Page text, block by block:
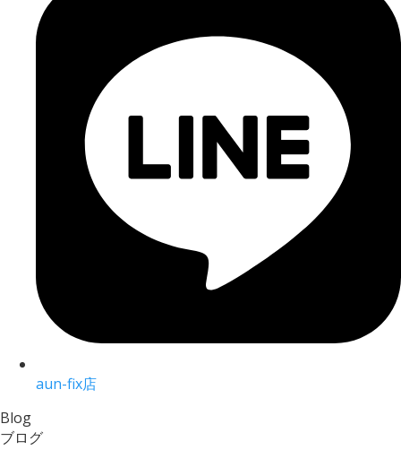
aun-fix店
Blog
ブログ